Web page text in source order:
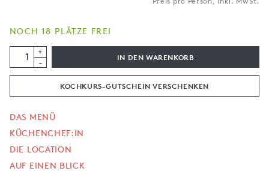
NOCH 18 PLÄTZE FREI
+
-
IN DEN WARENKORB
KOCHKURS-GUTSCHEIN VERSCHENKEN
DAS MENÜ
KÜCHENCHEF:IN
DIE LOCATION
AUF EINEN BLICK